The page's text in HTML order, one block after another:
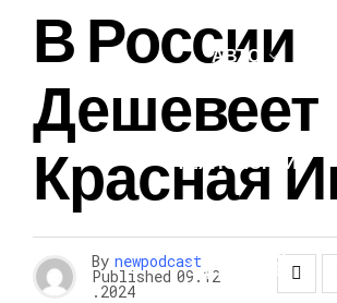
АВТО
ТЕХНОЛОГИИ
КРАСОТА И
ЗДОРОВЬЕ
В России
Дешевеет
Красная
By newpodcast
Published 09.12
.2024